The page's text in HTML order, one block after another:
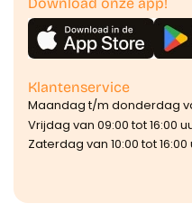
Klantenservice
Maandag t/m donderdag
Vrijdag van 09:00 tot 16:00
Zaterdag van 10:00 tot 16:00